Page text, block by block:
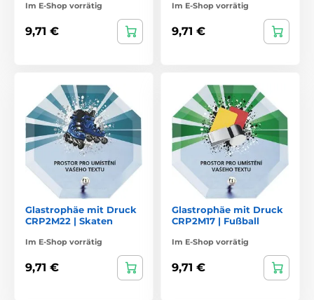
Im E-Shop vorrätig
9,71 €
Im E-Shop vorrätig
9,71 €
Glastrophäe mit Druck
CRP2M22 | Skaten
Im E-Shop vorrätig
9,71 €
Glastrophäe mit Druck
CRP2M17 | Fußball
Im E-Shop vorrätig
9,71 €